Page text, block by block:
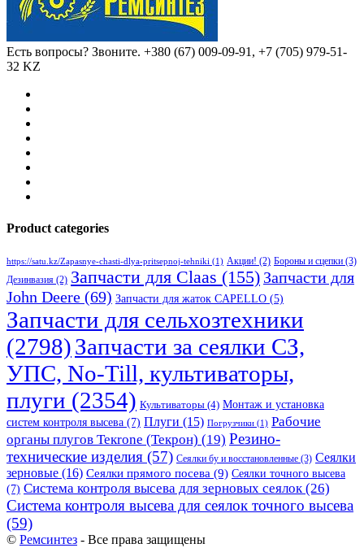
Есть вопросы? Звоните. +380 (67) 009-09-91, +7 (705) 979-51-
32 KZ
Product categories
https://satu.kz/Zapasnye-chasti-dlya-pritsepnoj-tehniki (1) Акции! (2) Бороны и сцепки (3)
Дезинвазия (2) Запчасти для Claas (155) Запчасти для
John Deere (69) Запчасти для жаток CAPELLO (5)
Запчасти для сельхозтехники
(2798)Запчасти за сеялки СЗ,
УПС, No-Till, культиваторы,
плуги (2354) Культиваторы (4) Монтаж и установка
систем контроля высева (7) Плуги (15) Погрузчики (1) Рабочие
органы плугов Текrоne (Текрон) (19) Резино-
технические изделия (57) Сеялки бу и восстановленные (3) Сеялки
зерновые (16) Сеялки прямого посева (9) Сеялки точного высева
(7) Система контроля высева для зерновых сеялок(26)
Система контроля высева для сеялок точного высева
(59)
© Ремсинтез - Все права защищены